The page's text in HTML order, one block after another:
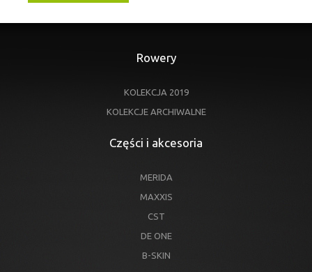
Rowery
KOLEKCJA 2019
KOLEKCJE ARCHIWALNE
Części i akcesoria
MERIDA
MAXXIS
CST
DE ONE
B-SKIN